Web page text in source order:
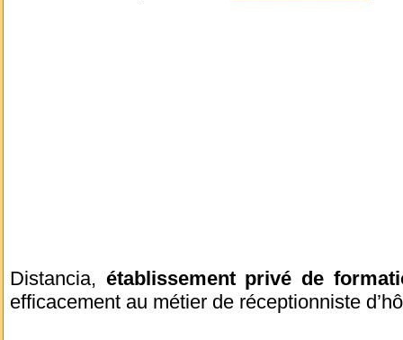
Distancia, établissement privé de
efficacement au métier de réceptionniste